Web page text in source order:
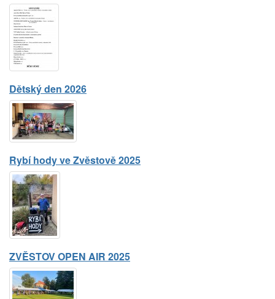
Dětský den 2026
Rybí hody ve Zvěstově 2025
ZVĚSTOV OPEN AIR 2025